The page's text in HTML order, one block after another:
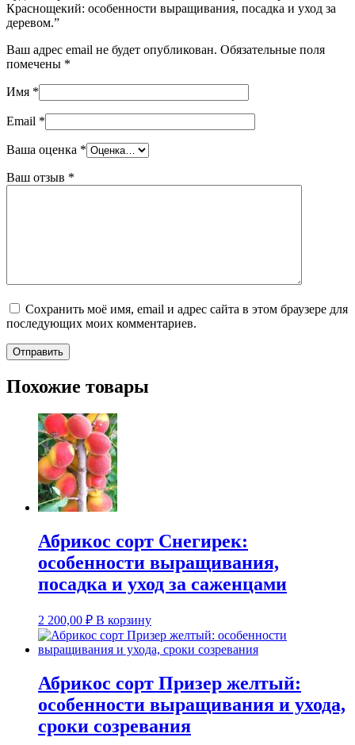
Краснощекий: особенности выращивания, посадка и уход за
деревом.”
Ваш адрес email не будет опубликован. Обязательные поля
помечены *
Имя *
Email *
Ваша оценка *
Ваш отзыв *
Сохранить моё имя, email и адрес сайта в этом браузере для
последующих моих комментариев.
Похожие товары
Абрикос сорт Снегирек:
особенности выращивания,
посадка и уход за саженцами
2 200,00 ₽ В корзину
Абрикос сорт Призер желтый:
особенности выращивания и ухода,
сроки созревания